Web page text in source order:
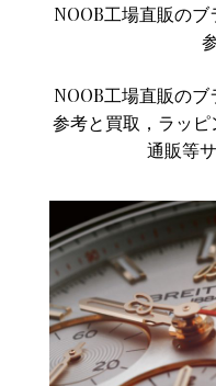
NOOB工場直販の
NOOB工場直販の
参考と買取，ラッ
通販等